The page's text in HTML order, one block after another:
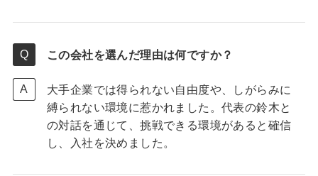
この会社を選んだ理由は何ですか？
大手企業では得られない自由度や、しがらみに
縛られない環境に惹かれました。代表の鈴木と
の対話を通じて、挑戦できる環境があると確信
し、入社を決めました。